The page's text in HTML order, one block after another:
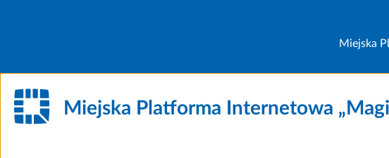
Miejska
Miejska Platforma Internetowa